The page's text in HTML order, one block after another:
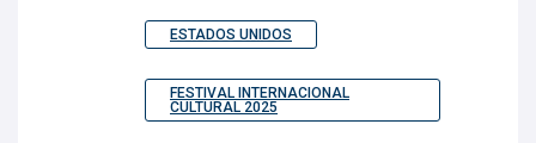
ESTADOS UNIDOS
FESTIVAL INTERNACIONAL
CULTURAL 2025